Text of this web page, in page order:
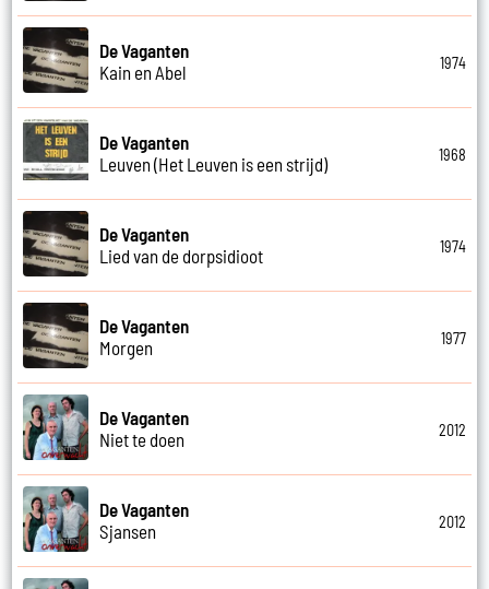
De Vaganten
Kain en Abel
1974
De Vaganten
Leuven (Het Leuven is een strijd)
1968
De Vaganten
Lied van de dorpsidioot
1974
De Vaganten
Morgen
1977
De Vaganten
Niet te doen
2012
De Vaganten
Sjansen
2012